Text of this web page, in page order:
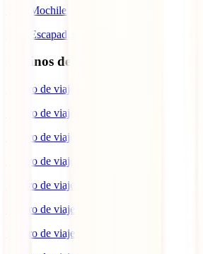
IATI Mochilero
IATI Escapadas
Destinos de interés
Seguro de viaje a Europa
Seguro de viaje a Japón
Seguro de viaje a España
Seguro de viaje a Estados Unidos
Seguro de viaje a Brasil
Seguro de viaje a Colombia
Seguro de viaje a Italia